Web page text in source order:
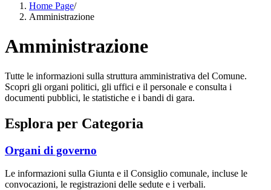
Home Page/
Amministrazione
Amministrazione
Tutte le informazioni sulla struttura amministrativa del Comune.
Scopri gli organi politici, gli uffici e il personale e consulta i
documenti pubblici, le statistiche e i bandi di gara.
Esplora per Categoria
Organi di governo
Le informazioni sulla Giunta e il Consiglio comunale, incluse le
convocazioni, le registrazioni delle sedute e i verbali.